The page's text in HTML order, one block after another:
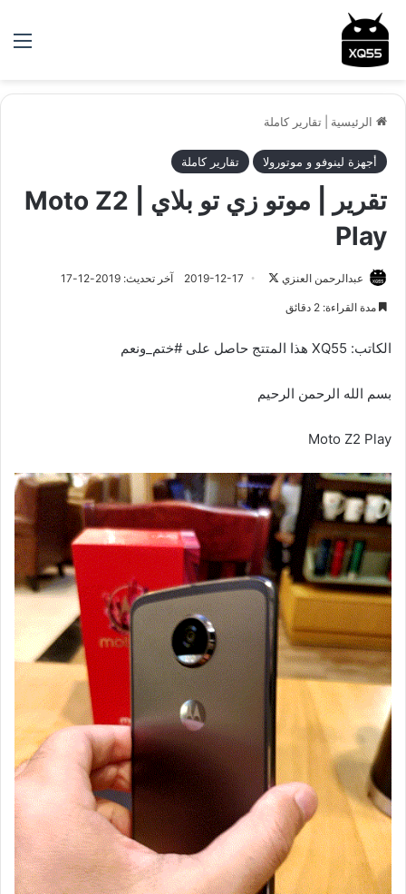
الرئيسية تقارير كاملة
أجهزة لينوفو و موتورولا تقارير كاملة
تقرير | موتو زي تو بلاي | Moto Z2
Play
عبدالرحمن العنزي
ع
2019-12-17 آخر تحديث: 2019-12-17
مدة القراءة: 2 دقائق
الكاتب: XQ55 هذا المتتج حاصل على #ختم_ونعم
بسم الله الرحمن الرحيم
Moto Z2 Play